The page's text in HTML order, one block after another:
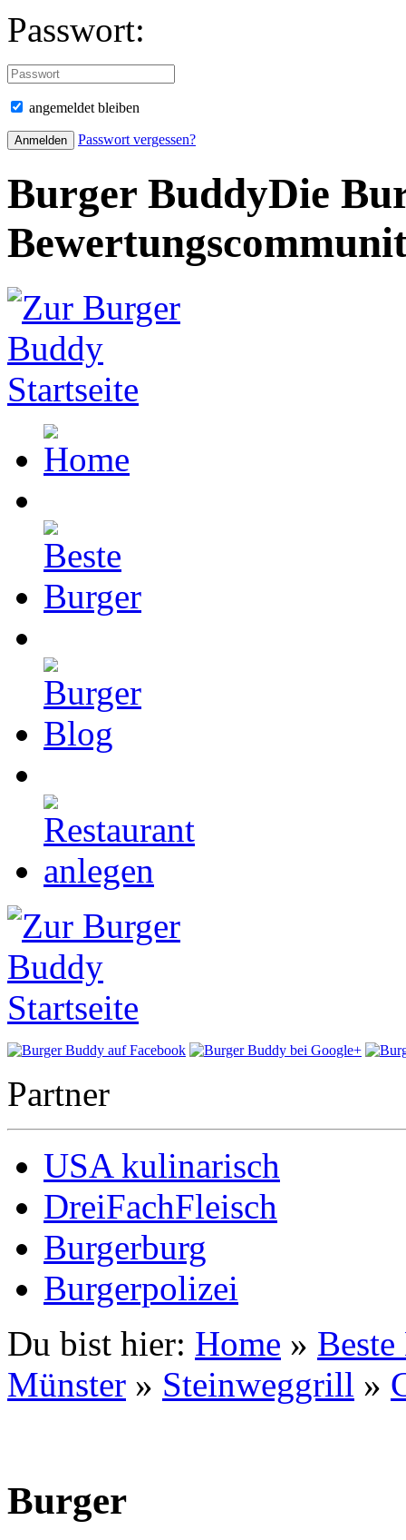
Passwort:
angemeldet bleiben
Passwort vergessen?
Burger BuddyDie
Partner
USA kulinarisch
DreiFachFleisch
Burgerburg
Burgerpolizei
Du bist hier: Home »
Münster » Steinweggrill »
Burger